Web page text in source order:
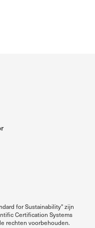
Controls for Human
2026
for Human
2026
2026
Compliance
for Sustainability" zijn
Certification Systems
rechten voorbehouden.